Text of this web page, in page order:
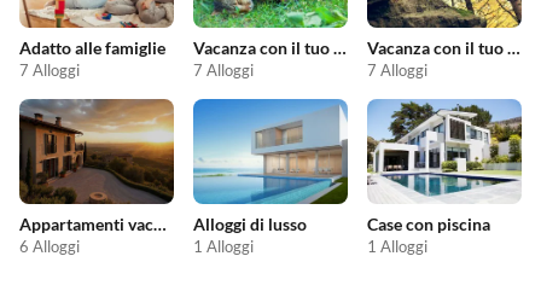
Adatto alle famiglie
7 Alloggi
Vacanza con il tuo animale domestico
7 Alloggi
Vacanza con il tuo cane
7 Alloggi
Appartamenti vacanze economici
6 Alloggi
Alloggi di lusso
1 Alloggi
Case con piscina
1 Alloggi